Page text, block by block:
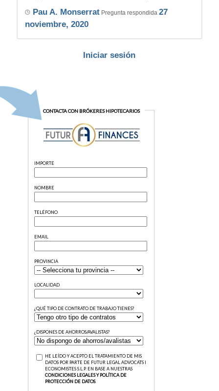
Pau A. MonserratPregunta respondida 27
noviembre, 2020
Iniciar sesión